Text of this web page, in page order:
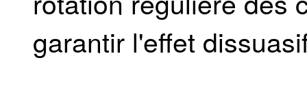
garantir l'effet